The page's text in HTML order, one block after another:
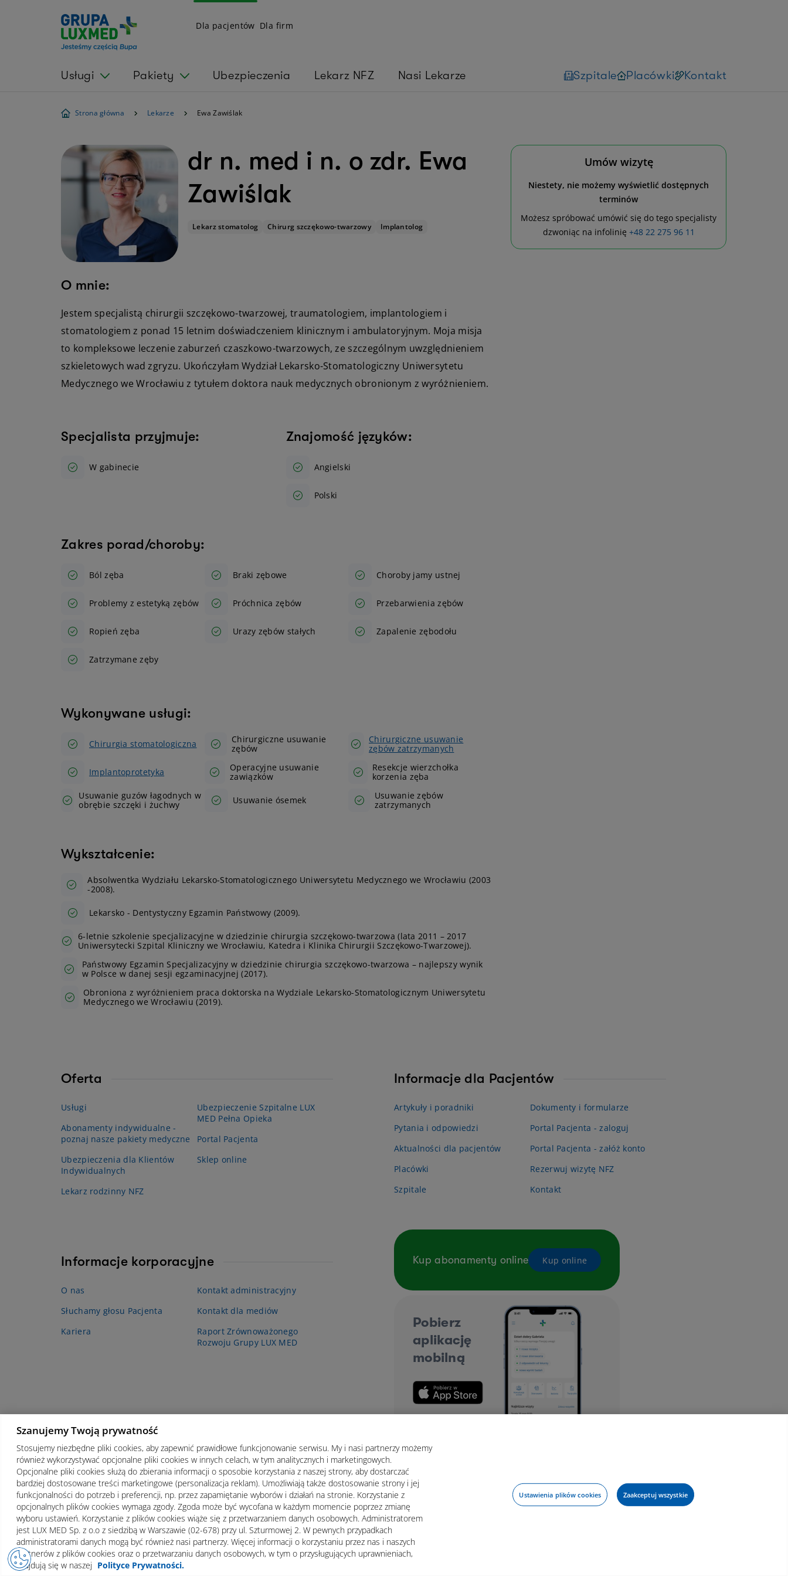
Dla pacjentów Dla firm
Usługi Pakiety Ubezpieczenia Lekarz NFZ Nasi Lekarze Szpitale Placówki Kontakt
Strona główna Lekarze Ewa Zawiślak
dr n. med i n. o zdr. Ewa
Zawiślak
Lekarz stomatolog Chirurg szczękowo-twarzowy Implantolog
O mnie:
Jestem specjalistą chirurgii szczękowo-twarzowej, traumatologiem, implantologiem i
stomatologiem z ponad 15 letnim doświadczeniem klinicznym i ambulatoryjnym. Moja misja
to kompleksowe leczenie zaburzeń czaszkowo-twarzowych, ze szczególnym uwzględnieniem
szkieletowych wad zgryzu. Ukończyłam Wydział Lekarsko-Stomatologiczny Uniwersytetu
Medycznego we Wrocławiu z tytułem doktora nauk medycznych obronionym z wyróżnieniem.
Specjalista przyjmuje:
W gabinecie
Znajomość języków:
Angielski
Polski
Zakres porad/choroby:
Ból zęba Braki zębowe Choroby jamy ustnej
Problemy z estetyką zębów Próchnica zębów Przebarwienia zębów
Ropień zęba Urazy zębów stałych Zapalenie zębodołu
Zatrzymane zęby
Wykonywane usługi:
Chirurgia stomatologiczna
Chirurgiczne usuwanie
zębów
Chirurgiczne usuwanie
zębów zatrzymanych
Implantoprotetyka
Operacyjne usuwanie
zawiązków
Resekcje wierzchołka
korzenia zęba
Usuwanie guzów łagodnych w
obrębie szczęki i żuchwy
Usuwanie ósemek
Usuwanie zębów
zatrzymanych
Wykształcenie:
Absolwentka Wydziału Lekarsko-Stomatologicznego Uniwersytetu Medycznego we Wrocławiu (2003
-2008).
Lekarsko - Dentystyczny Egzamin Państwowy (2009).
6-letnie szkolenie specjalizacyjne w dziedzinie chirurgia szczękowo-twarzowa (lata 2011 – 2017
Uniwersytecki Szpital Kliniczny we Wrocławiu, Katedra i Klinika Chirurgii Szczękowo-Twarzowej).
Państwowy Egzamin Specjalizacyjny w dziedzinie chirurgia szczękowo-twarzowa – najlepszy wynik
w Polsce w danej sesji egzaminacyjnej (2017).
Obroniona z wyróżnieniem praca doktorska na Wydziale Lekarsko-Stomatologicznym Uniwersytetu
Medycznego we Wrocławiu (2019).
Umów wizytę
Niestety, nie możemy wyświetlić dostępnych
terminów
Możesz spróbować umówić się do tego specjalisty
dzwoniąc na infolinię +48 22 275 96 11
Oferta
Usługi
Abonamenty indywidualne -
poznaj nasze pakiety medyczne
Ubezpieczenia dla Klientów
Indywidualnych
Lekarz rodzinny NFZ
Ubezpieczenie Szpitalne LUX
MED Pełna Opieka
Portal Pacjenta
Sklep online
Informacje dla Pacjentów
Artykuły i poradniki
Pytania i odpowiedzi
Aktualności dla pacjentów
Placówki
Szpitale
Dokumenty i formularze
Portal Pacjenta - zaloguj
Portal Pacjenta - załóż konto
Rezerwuj wizytę NFZ
Kontakt
Informacje korporacyjne
O nas
Słuchamy głosu Pacjenta
Kariera
Kontakt administracyjny
Kontakt dla mediów
Raport Zrównoważonego
Rozwoju Grupy LUX MED
Kup abonamenty online Kup online
Pobierz
aplikację
mobilną
Regulamin Polityka prywatności Notka prawna Dane osobowe Mapa strony
Szanujemy Twoją prywatność
Stosujemy niezbędne pliki cookies, aby zapewnić prawidłowe funkcjonowanie serwisu. My i nasi partnerzy możemy
również wykorzystywać opcjonalne pliki cookies w innych celach, w tym analitycznych i marketingowych.
Opcjonalne pliki cookies służą do zbierania informacji o sposobie korzystania z naszej strony, aby dostarczać
bardziej dostosowane treści marketingowe (personalizacja reklam). Umożliwiają także dostosowanie strony i jej
funkcjonalności do potrzeb i preferencji, np. przez zapamiętanie wyborów i działań na stronie. Korzystanie z
opcjonalnych plików cookies wymaga zgody. Zgoda może być wycofana w każdym momencie poprzez zmianę
wyboru ustawień. Korzystanie z plików cookies wiąże się z przetwarzaniem danych osobowych. Administratorem
jest LUX MED Sp. z o.o z siedzibą w Warszawie (02-678) przy ul. Szturmowej 2. W pewnych przypadkach
administratorami danych mogą być również nasi partnerzy. Więcej informacji o korzystaniu przez nas i naszych
partnerów z plików cookies oraz o przetwarzaniu danych osobowych, w tym o przysługujących uprawnieniach,
znajdują się w naszej Polityce Prywatności.
Ustawienia plików cookies Zaakceptuj wszystkie